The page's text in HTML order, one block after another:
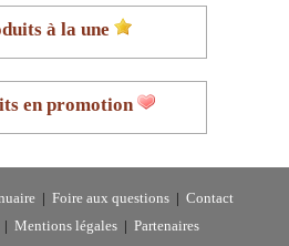
à la une
en promotion
Foire aux questions
Contact
Mentions légales Partenaires